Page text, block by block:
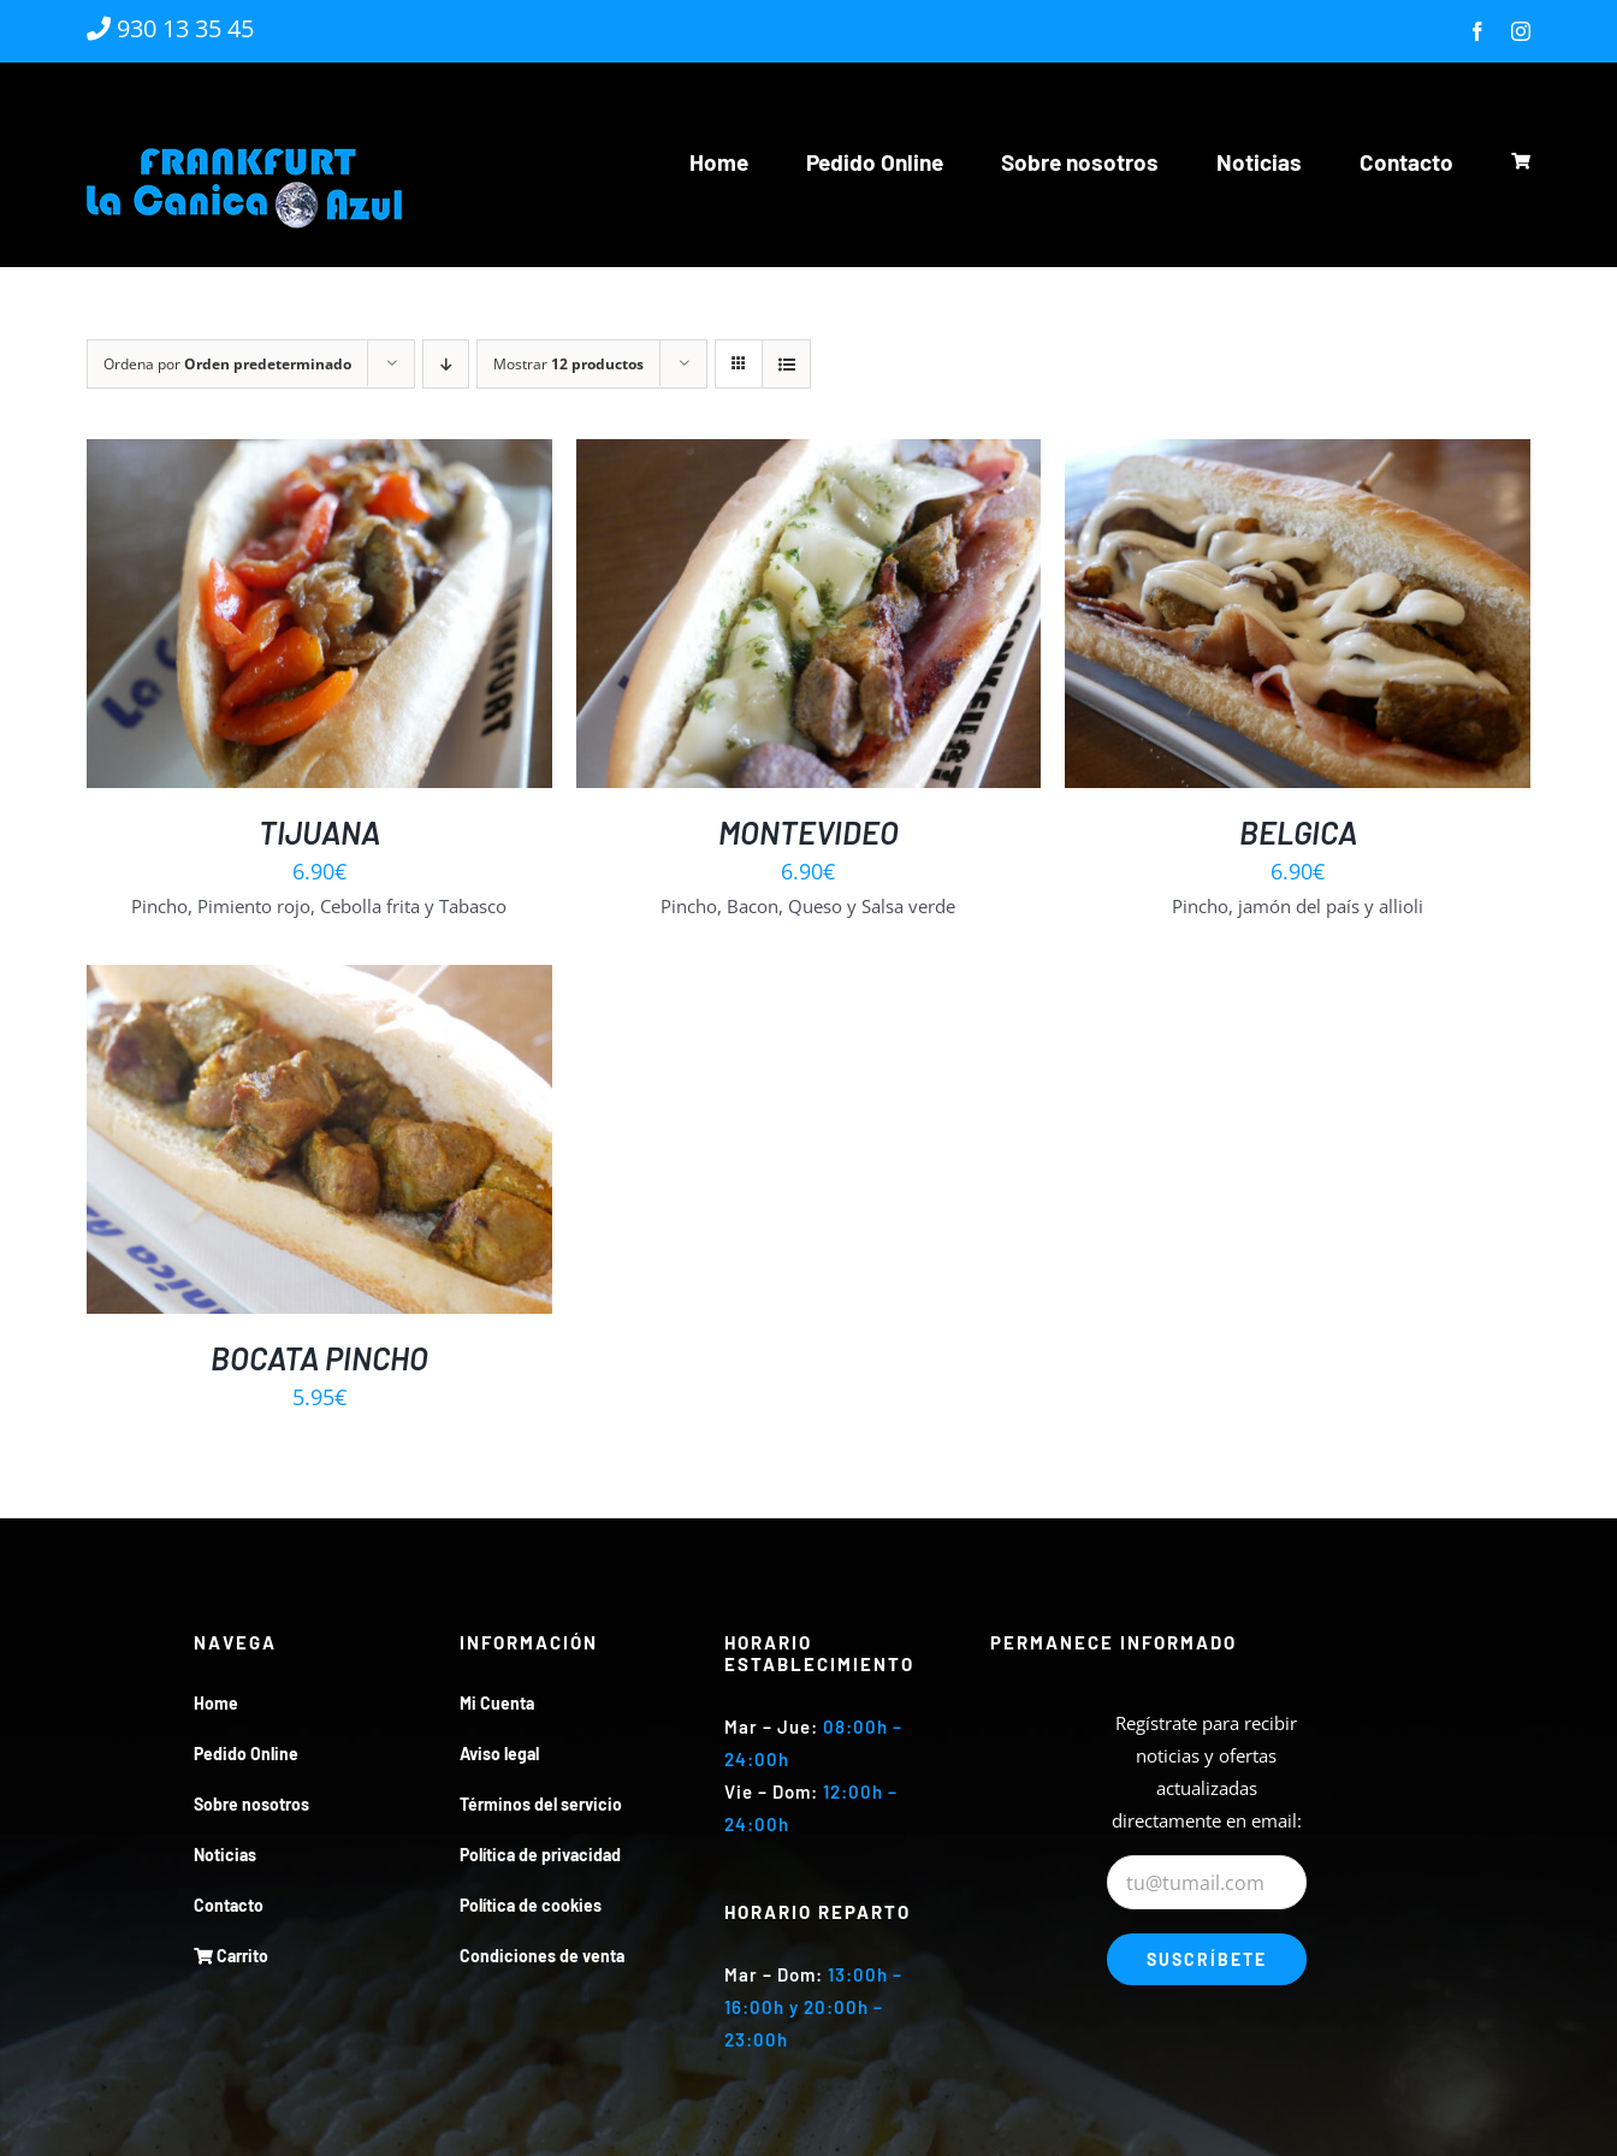
930 13 35 45 FacebookInstagram
Home Pedido Online Sobre nosotros Noticias Contacto
Ordena porOrden predeterminado Mostrar 12 productos
TIJUANA
6.90€
Pincho, Pimiento rojo, Cebolla frita y Tabasco
SELECT OPTIONS / DETALLES
MONTEVIDEO
6.90€
Pincho, Bacon, Queso y Salsa verde
SELECT OPTIONS / DETALLES
BELGICA
6.90€
Pincho, jamón del país y allioli
BOCATA PINCHO
5.95€
NAVEGA
Home
Pedido Online
Sobre nosotros
Noticias
Contacto
Carrito
INFORMACIÓN
Mi Cuenta
Aviso legal
Términos del servicio
Política de privacidad
Política de cookies
Condiciones de venta
HORARIO
ESTABLECIMIENTO
Mar – Jue:08:00h –
24:00h
Vie – Dom:12:00h –
24:00h
HORARIO REPARTO
Mar – Dom:13:00h –
16:00h y 20:00h –
23:00h
PERMANECE INFORMADO
Regístrate para recibir
noticias y ofertas
actualizadas
directamente en email: